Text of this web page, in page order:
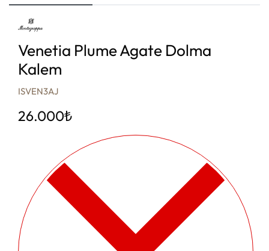
Venetia Plume Agate Dolma
Kalem
ISVEN3AJ
26.000₺